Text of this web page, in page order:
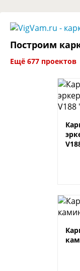
Построим
Ещё 677 проектов